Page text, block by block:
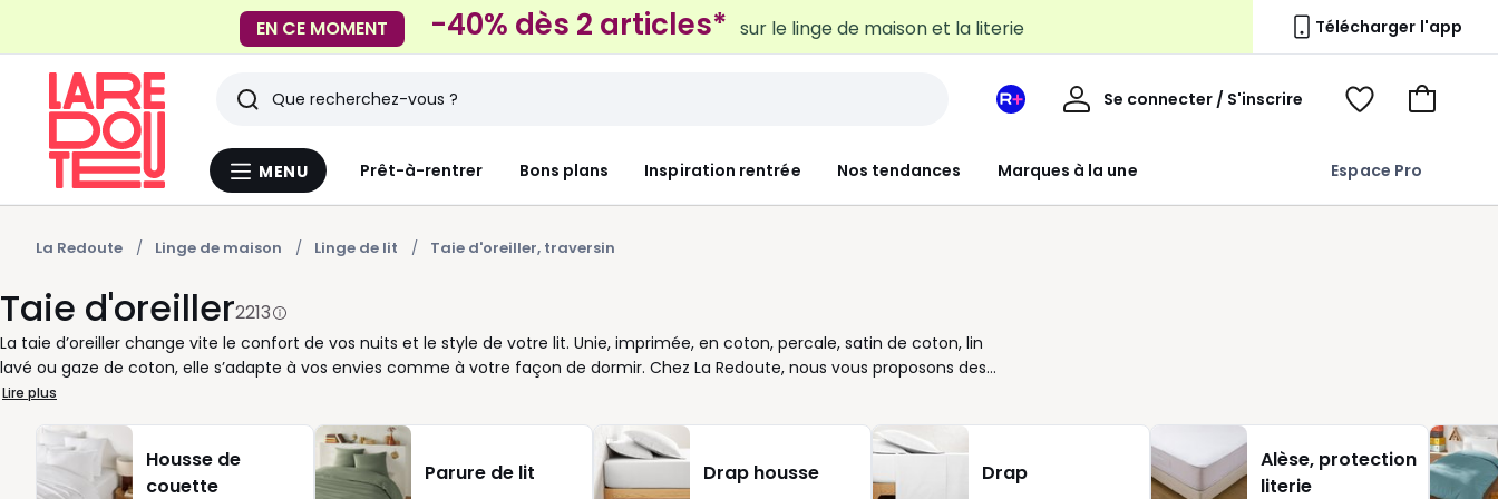
EN CE MOMENT
-40% dès 2 articles* sur le linge de maison et la literie Télécharger l'app
Menu
MENU Prêt-à-rentrer Bons plans Inspiration rentrée Nos tendances Marques à la une Espace Pro
Rechercher
Derniers
articles
vus
Mon
Redoute
Se connecter / S'inscrire
Mon
Voir
Voir
La Redoute Linge de maison Linge de lit Taie d'oreiller, traversin
Taie d'oreiller2213
La taie d’oreiller change vite le confort de vos nuits et le style de votre lit. Unie, imprimée, en coton, percale, satin de coton, lin
lavé ou gaze de coton, elle s’adapte à vos envies comme à votre façon de dormir. Chez La Redoute, nous vous proposons des
taies d’oreiller faciles à associer avec une housse de couette ou des draps déjà présents dans votre chambre. Vous pouvez
pensez à vérifier la dimension de votre oreiller avant de choisir : carré ou rectangulaire, chaque format compte pour un
maintien agréable. La matière aussi fait la différence au quotidien : percale pour une sensation fraîche, satin de coton pour un
toucher plus doux, lin lavé pour un esprit décontracté. Une belle taie d’oreiller, c’est un détail qui compte tous les jours : elle
Lire plus
Housse de
couette
Parure de lit Drap housse Drap
Alèse, protection
literie